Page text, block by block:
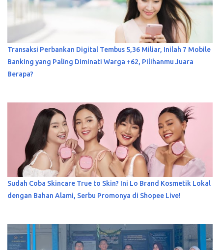
Transaksi Perbankan Digital Tembus 5,36 Miliar, Inilah 7 Mobile
Banking yang Paling Diminati Warga +62, Pilihanmu Juara
Berapa?
Sudah Coba Skincare True to Skin? Ini Lo Brand Kosmetik Lokal
dengan Bahan Alami, Serbu Promonya di Shopee Live!